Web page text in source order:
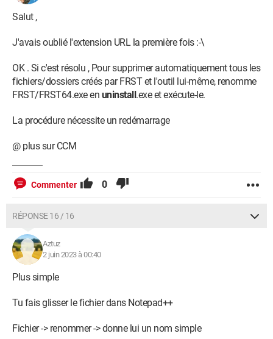
Salut ,
J'avais oublié l'extension URL la première fois :-\
OK . Si c'est résolu , Pour supprimer automatiquement tous les
fichiers/dossiers créés par FRST et l'outil lui-même, renomme
FRST/FRST64.exe en uninstall.exe et exécute-le.
La procédure nécessite un redémarrage
@ plus sur CCM
Commenter 0
RÉPONSE 16 / 16
Aztuz
2 juin 2023 à 00:40
Plus simple
Tu fais glisser le fichier dans Notepad++
Fichier -> renommer -> donne lui un nom simple